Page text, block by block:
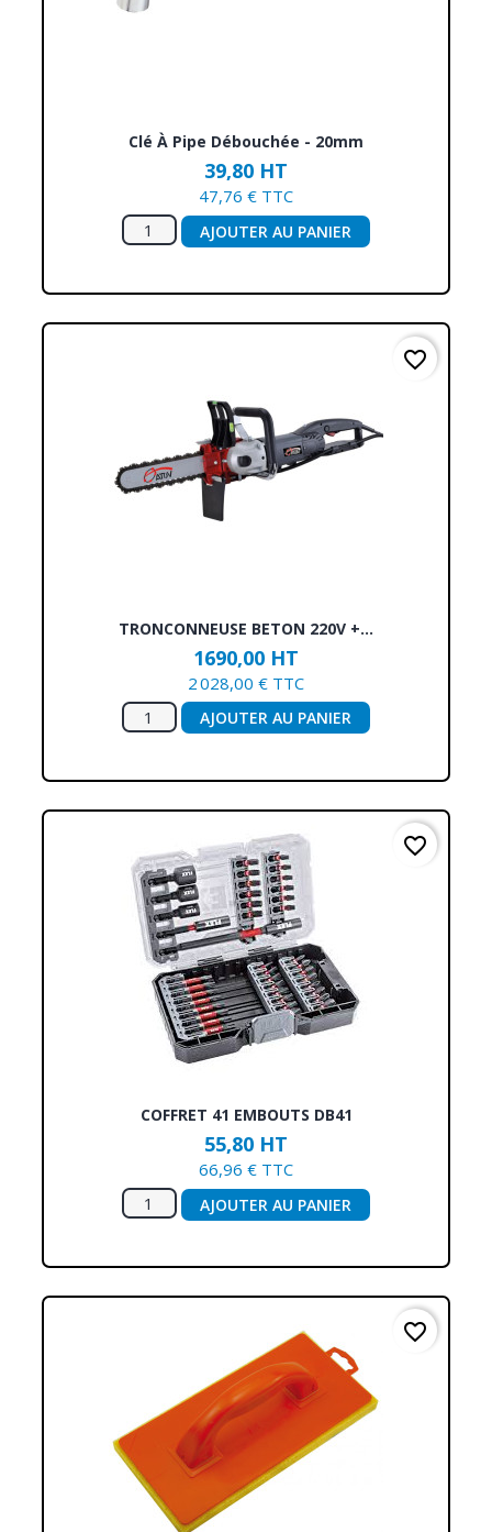
Clé À Pipe Débouchée - 20mm
39,80 HT
47,76 € TTC
AJOUTER AU PANIER
TRONCONNEUSE BETON 220V +...
1690,00 HT
2 028,00 € TTC
AJOUTER AU PANIER
favorite_border
COFFRET 41 EMBOUTS DB41
55,80 HT
66,96 € TTC
AJOUTER AU PANIER
favorite_border
favorite_border